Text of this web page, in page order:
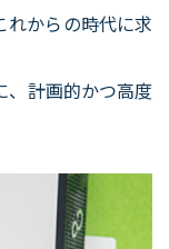
れからの時代に求
、計画的かつ高度